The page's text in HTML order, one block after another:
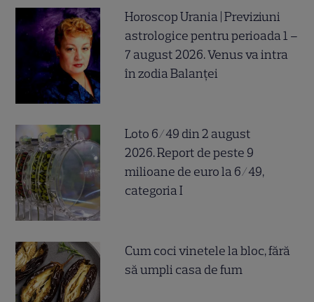
Horoscop Urania | Previziuni
astrologice pentru perioada 1 –
7 august 2026. Venus va intra
în zodia Balanței
Loto 6/49 din 2 august
2026. Report de peste 9
milioane de euro la 6/49,
categoria I
Cum coci vinetele la bloc, fără
să umpli casa de fum